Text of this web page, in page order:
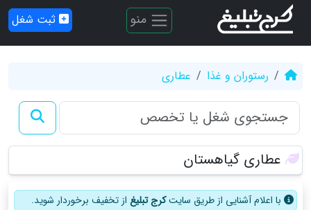
منو ثبت شغل
رستوران و غذا عطاری
عطاری گیاهستان
با اعلام آشنایی از طریق سایتکرج تبلیغ از تخفیف برخوردار شوید.